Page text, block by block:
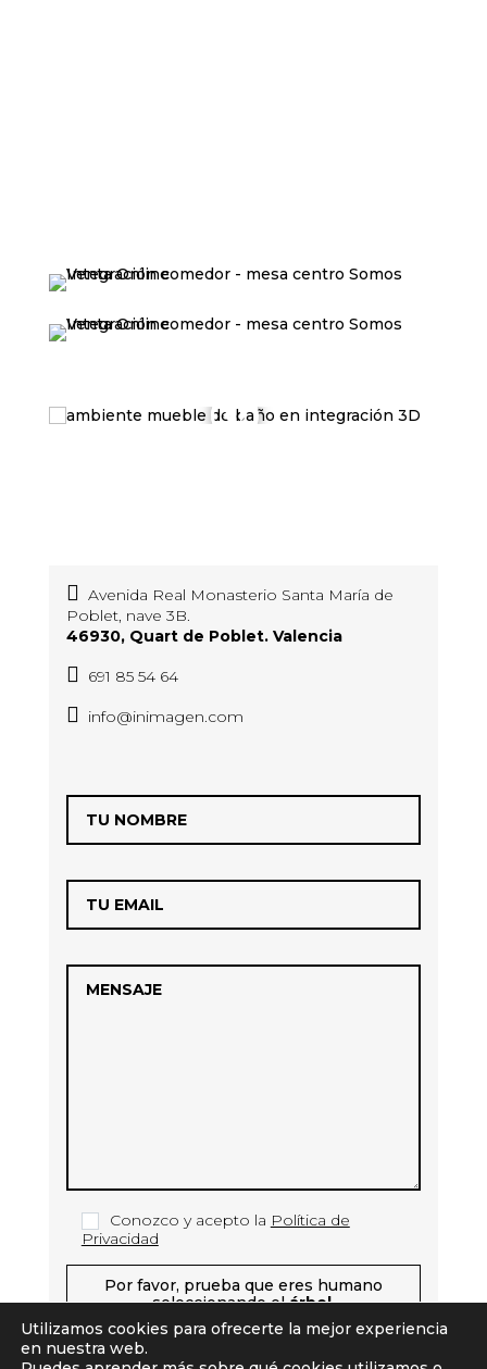
Avenida Real Monasterio Santa María de
Poblet, nave 3B.
46930, Quart de Poblet. Valencia
691 85 54 64
info@inimagen.com
Conozco y acepto la Política de
Privacidad
Por favor, prueba que eres humano
seleccionando elárbol.
Utilizamos cookies para ofrecerte la mejor experiencia
en nuestra web.